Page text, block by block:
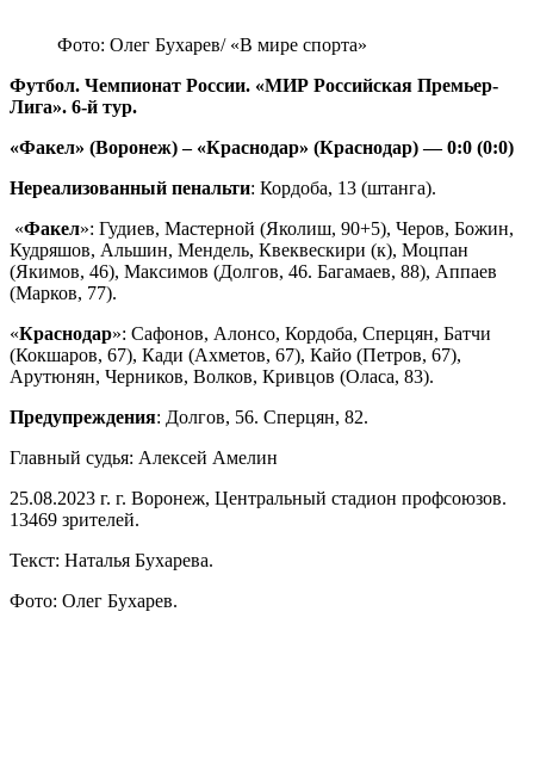
Фото: Олег Бухарев/ «В мире спорта»
Футбол. Чемпионат России. «МИР Российская Премьер-
Лига». 6-й тур.
«Факел» (Воронеж) – «Краснодар» (Краснодар) — 0:0 (0:0)
Нереализованный пенальти: Кордоба, 13 (штанга).
«Факел»: Гудиев, Мастерной (Яколиш, 90+5), Черов, Божин,
Кудряшов, Альшин, Мендель, Квеквескири (к), Моцпан
(Якимов, 46), Максимов (Долгов, 46. Багамаев, 88), Аппаев
(Марков, 77).
«Краснодар»: Сафонов, Алонсо, Кордоба, Сперцян, Батчи
(Кокшаров, 67), Кади (Ахметов, 67), Кайо (Петров, 67),
Арутюнян, Черников, Волков, Кривцов (Оласа, 83).
Предупреждения: Долгов, 56. Сперцян, 82.
Главный судья: Алексей Амелин
25.08.2023 г. г. Воронеж, Центральный стадион профсоюзов.
13469 зрителей.
Текст: Наталья Бухарева.
Фото: Олег Бухарев.